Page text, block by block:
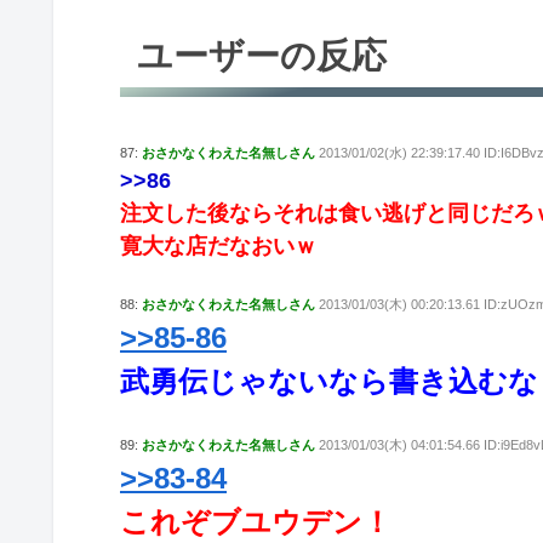
ユーザーの反応
87: おさかなくわえた名無しさん 2013/01/02(水) 22:39:17.40
>>86
注文した後ならそれは食い逃げと同じだろ
寛大な店だなおいｗ
88: おさかなくわえた名無しさん 2013/01/03(木) 00:20:13.61
>>85-86
武勇伝じゃないなら書き込むな
89: おさかなくわえた名無しさん 2013/01/03(木) 04:01:54.66
>>83-84
これぞブユウデン！